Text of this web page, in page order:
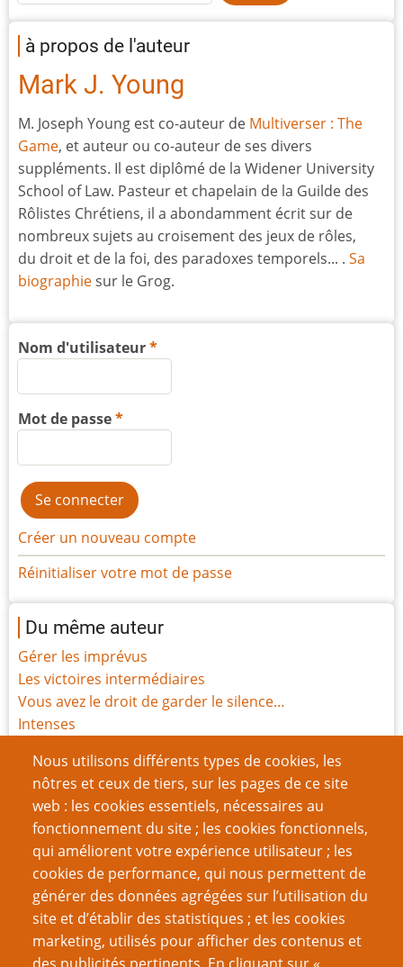
Nous utilisons différents types de cookies, les
nôtres et ceux de tiers, sur les pages de ce site
web : les cookies essentiels, nécessaires au
fonctionnement du site ; les cookies fonctionnels,
qui améliorent votre expérience utilisateur ; les
cookies de performance, qui nous permettent de
générer des données agrégées sur l’utilisation du
site et d’établir des statistiques ; et les cookies
marketing, utilisés pour afficher des contenus et
à propos de l'auteur
Mark J. Young
M. Joseph Young est co-auteur de Multiverser : The
Game, et auteur ou co-auteur de ses divers
suppléments. Il est diplômé de la Widener University
School of Law. Pasteur et chapelain de la Guilde des
Rôlistes Chrétiens, il a abondamment écrit sur de
nombreux sujets au croisement des jeux de rôles,
du droit et de la foi, des paradoxes temporels... . Sa
biographiesur le Grog.
Nom d'utilisateur
Mot de passe
Créer un nouveau compte
Réinitialiser votre mot de passe
Du même auteur
Gérer les imprévus
Les victoires intermédiaires
Vous avez le droit de garder le silence…
Intenses
Funérailles
Sentience
Histoire des Points de Vie
Le festin de Javan
Les Pactes avec le Diable
Pagination 1
Page
suivante
››